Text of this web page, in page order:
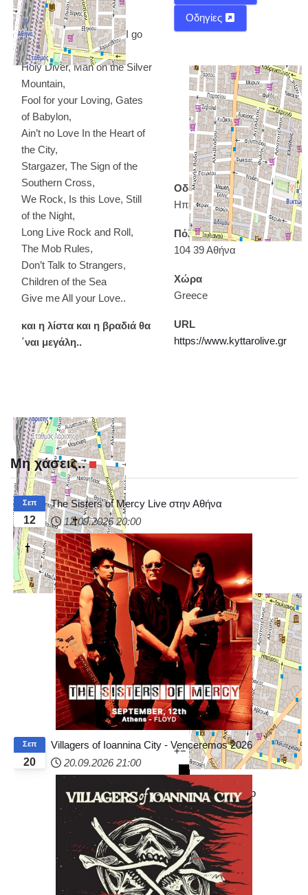
Ετοιμαστείτε για ...
Heaven and Hell, Here I go
again,
Holy Diver, Man on the Silver
Mountain,
Fool for your Loving, Gates
of Babylon,
Ain’t no Love In the Heart of
the City,
Stargazer, The Sign of the
Southern Cross,
We Rock, Is this Love, Still
of the Night,
Long Live Rock and Roll,
The Mob Rules,
Don’t Talk to Strangers,
Children of the Sea
Give me All your Love..
και η λίστα και η βραδιά θα
΄ναι μεγάλη..
Οδηγίες
+−
© OpenStreetMap
Οδός
Ηπείρου 48
Πόλη
104 39 Αθήνα
Χώρα
Greece
URL
https://www.kyttarolive.gr
Μη χάσεις..
12
Σεπ
The Sisters of Mercy Live στην Αθήνα
12.09.2026 20:00
20
Σεπ
Villagers of Ioannina City - Venceremos 2026
20.09.2026 21:00